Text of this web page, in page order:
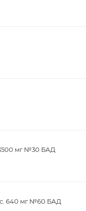
мг №30 БАД
640 мг №60 БАД